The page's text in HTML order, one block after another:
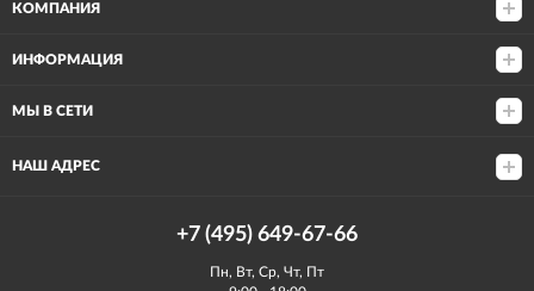
КОМПАНИЯ
ИНФОРМАЦИЯ
МЫ В СЕТИ
НАШ АДРЕС
+7 (495) 649-67-66
Пн, Вт, Ср, Чт, Пт